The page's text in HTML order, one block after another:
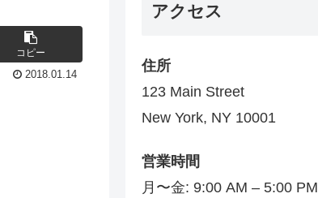
コピー
2018.01.14
アクセス
住所
123 Main Street
New York, NY 10001
営業時間
月〜金: 9:00 AM – 5:00 PM